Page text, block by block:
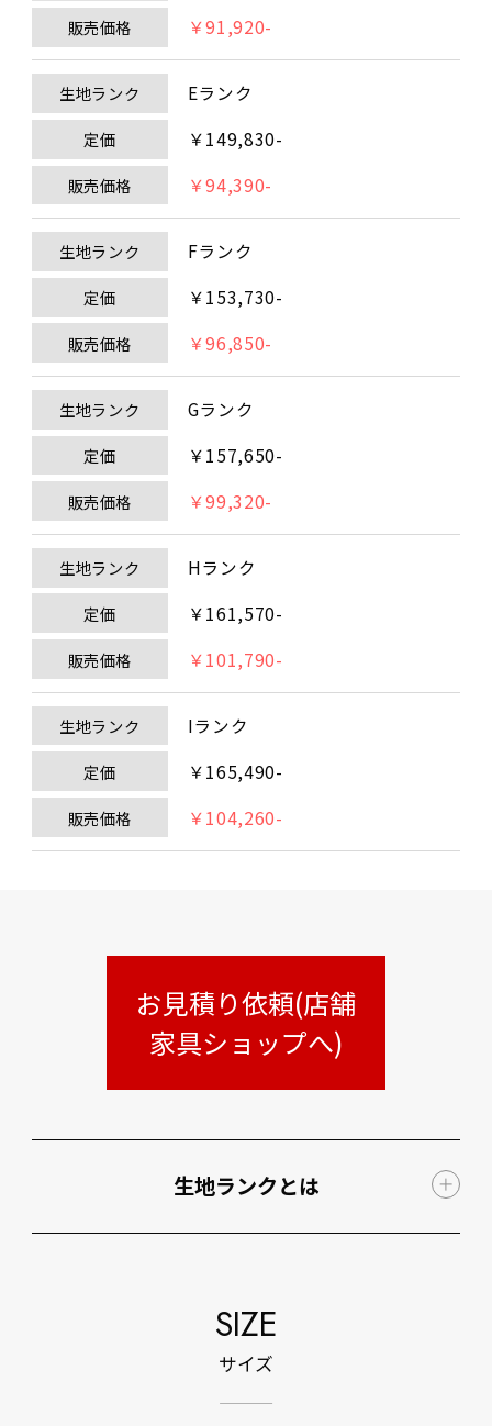
販売価格 ￥91,920-
生地ランク Eランク
定価 ￥149,830-
販売価格 ￥94,390-
生地ランク Fランク
定価 ￥153,730-
販売価格 ￥96,850-
生地ランク Gランク
定価 ￥157,650-
販売価格 ￥99,320-
生地ランク Hランク
定価 ￥161,570-
販売価格 ￥101,790-
生地ランク Iランク
定価 ￥165,490-
販売価格 ￥104,260-
お見積り依頼(店舗
家具ショップへ)
生地ランクとは
SIZE
サイズ